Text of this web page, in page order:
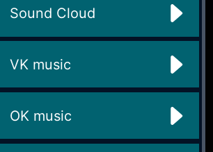
Sound Cloud
VK music
OK music